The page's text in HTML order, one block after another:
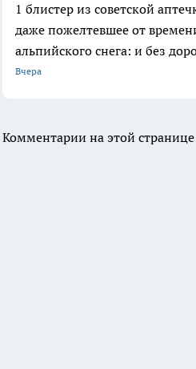
1 блистер из советской
даже пожелтевшее от
альпийского снега: и без
Вчера
Комментарии на этой